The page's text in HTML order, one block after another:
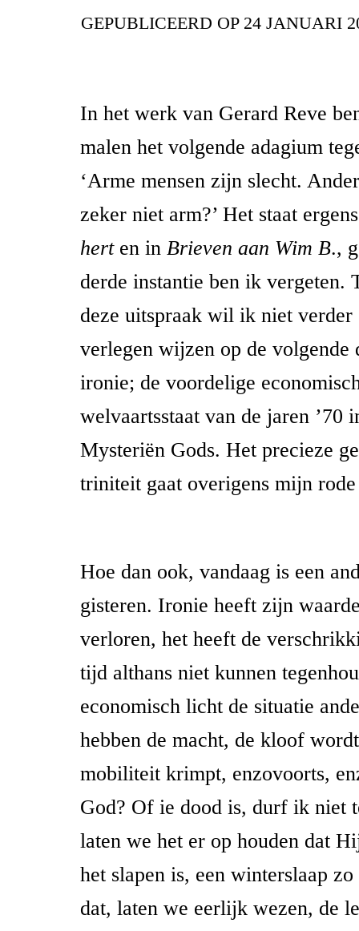
GEPUBLICEERD OP 24 JANUARI
In het werk van Gerard Reve
malen het volgende adagium
‘Arme mensen zijn slecht.
zeker niet arm?’ Het staat
herten in Brieven aan Wim B.,
derde instantie ben ik vergeten.
deze uitspraak wil ik niet verder
verlegen wijzen op de volgende
ironie; de voordelige
welvaartsstaat van de jaren ’70
Mysteriën Gods. Het precieze
triniteit gaat overigens mijn
Hoe dan ook, vandaag is een
gisteren. Ironie heeft zijn
verloren, het heeft de
tijd althans niet kunnen
economisch licht de situatie
hebben de macht, de kloof
mobiliteit krimpt, enzovoorts,
God? Of ie dood is, durf ik niet
laten we het er op houden dat
het slapen is, een winterslaap
dat, laten we eerlijk wezen, de